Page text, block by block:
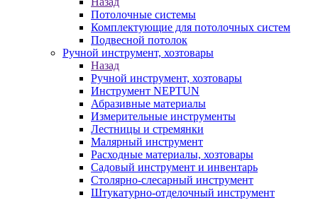
Потолочные системы
Комплектующие для потолочных систем
Подвесной потолок
Ручной инструмент, хозтовары
Назад
Ручной инструмент, хозтовары
Инструмент NEPTUN
Абразивные материалы
Измерительные инструменты
Лестницы и стремянки
Малярный инструмент
Расходные материалы, хозтовары
Садовый инструмент и инвентарь
Столярно-слесарный инструмент
Штукатурно-отделочный инструмент